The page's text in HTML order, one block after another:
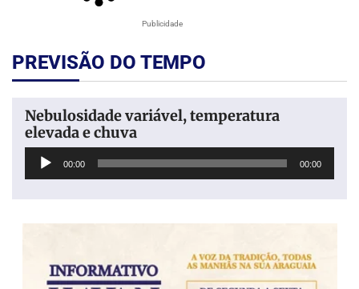
Publicidade
PREVISÃO DO TEMPO
Nebulosidade variável, temperatura
elevada e chuva
Tocador
00:00 00:00